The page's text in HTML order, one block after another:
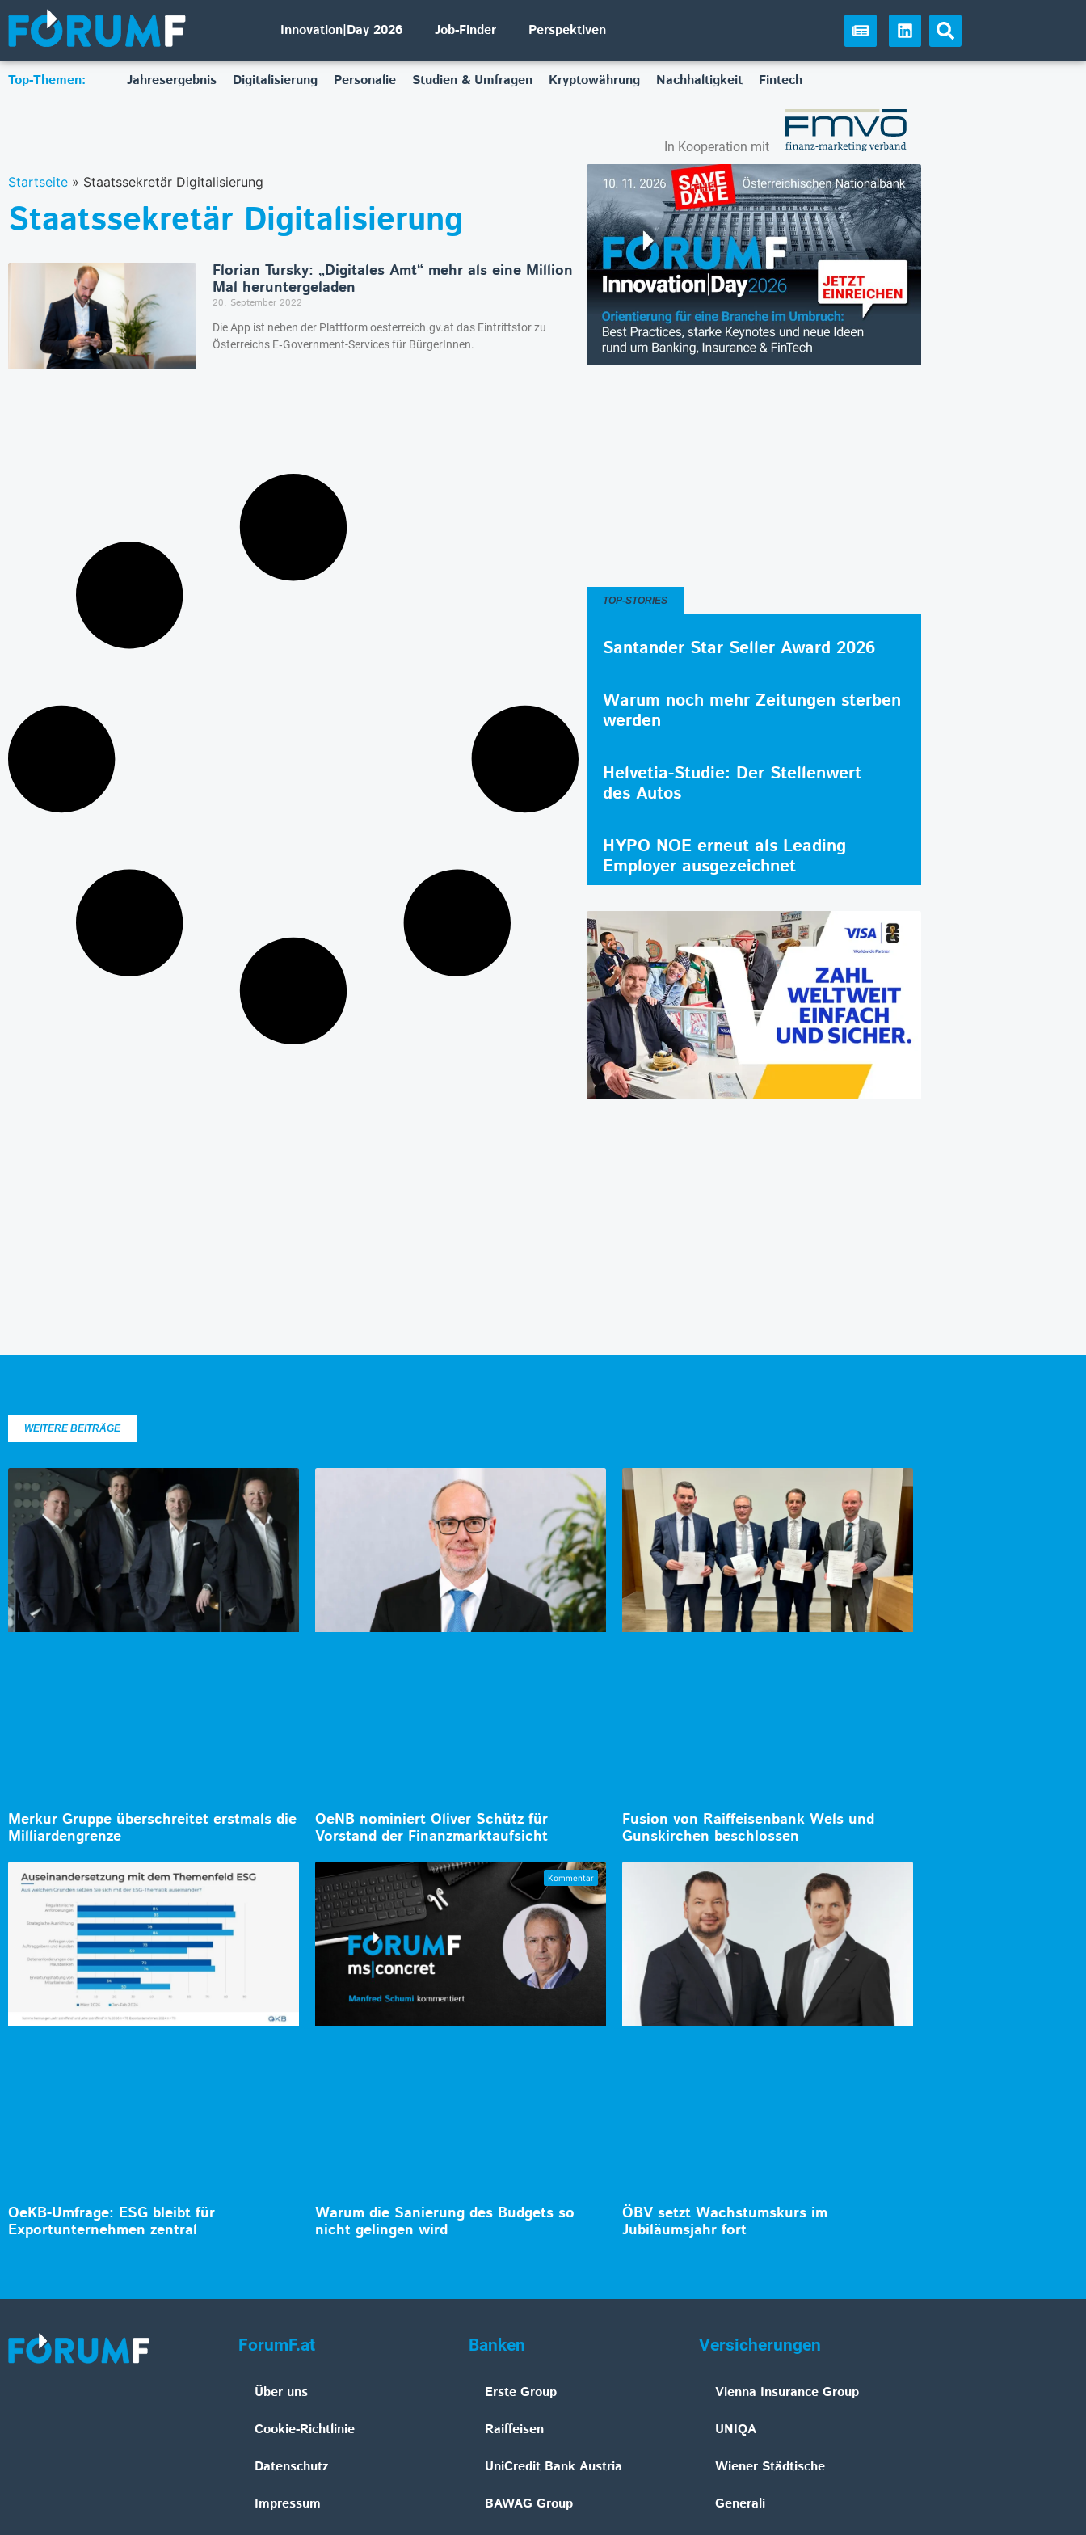
Innovation|Day 2026 Job-Finder Perspektiven
Top-Themen: Jahresergebnis Digitalisierung Personalie Studien & Umfragen Kryptowährung Nachhaltigkeit Fintech
In Kooperation mit
Startseite » Staatssekretär Digitalisierung
Staatssekretär Digitalisierung
Florian Tursky: „Digitales Amt“ mehr als eine Million
Mal heruntergeladen
20. September 2022
Die App ist neben der Plattform oesterreich.gv.at das Eintrittstor zu
Österreichs E‑Government-Services für BürgerInnen.
TOP-STORIES
Santander Star Seller Award 2026
Warum noch mehr Zeitungen sterben
werden
Helvetia-Studie: Der Stellenwert
des Autos
HYPO NOE erneut als Leading
Employer ausgezeichnet
WEITERE BEITRÄGE
Merkur Gruppe überschreitet erstmals die
Milliardengrenze
OeNB nominiert Oliver Schütz für
Vorstand der Finanzmarktaufsicht
Fusion von Raiffeisenbank Wels und
Gunskirchen beschlossen
OeKB-Umfrage: ESG bleibt für
Exportunternehmen zentral
Warum die Sanierung des Budgets so
nicht gelingen wird
ÖBV setzt Wachstumskurs im
Jubiläumsjahr fort
ForumF.at
Über uns
Cookie-Richtlinie
Datenschutz
Impressum
Banken
Erste Group
Raiffeisen
UniCredit Bank Austria
BAWAG Group
Versicherungen
Vienna Insurance Group
UNIQA
Wiener Städtische
Generali